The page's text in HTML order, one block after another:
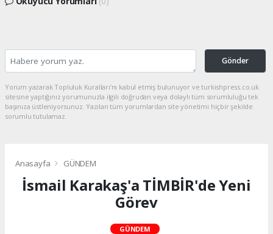
Gönder
Yorum yazarak Topluluk Kuralları’nı kabul etmiş bulunuyor ve turkishpress.co.uk
sitesine yaptığınız yorumunuzla ilgili doğrudan veya dolaylı tüm sorumluluğu tek
başınıza üstleniyorsunuz. Yazılan tüm yorumlardan site yönetimi hiçbir şekilde
sorumlu tutulamaz.
Anasayfa GÜNDEM
İsmail Karakaş'a TİMBİR'de Yeni
Görev
GÜNDEM